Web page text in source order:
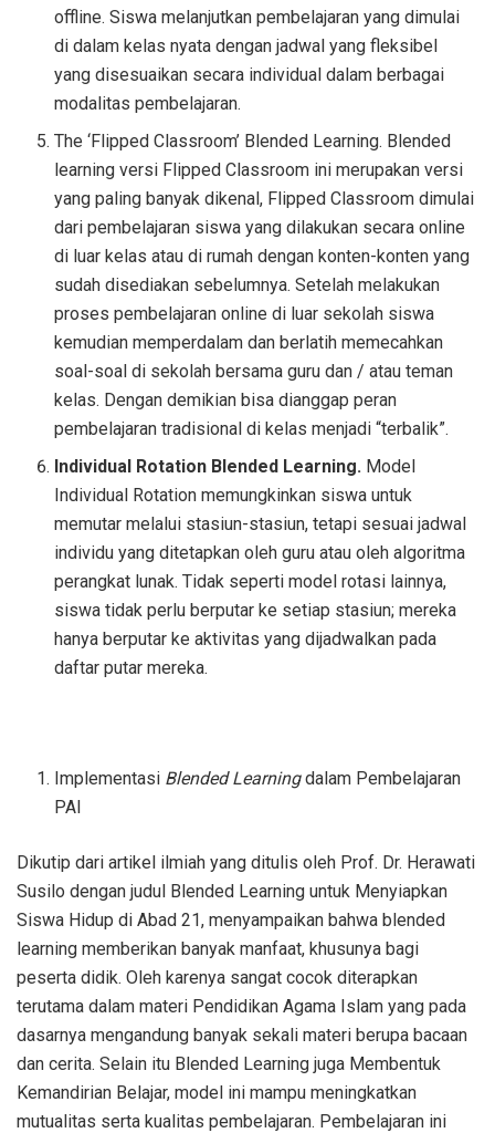
offline. Siswa melanjutkan pembelajaran yang dimulai
di dalam kelas nyata dengan jadwal yang fleksibel
yang disesuaikan secara individual dalam berbagai
modalitas pembelajaran.
The ‘Flipped Classroom’ Blended Learning. Blended
learning versi Flipped Classroom ini merupakan versi
yang paling banyak dikenal, Flipped Classroom dimulai
dari pembelajaran siswa yang dilakukan secara online
di luar kelas atau di rumah dengan konten-konten yang
sudah disediakan sebelumnya. Setelah melakukan
proses pembelajaran online di luar sekolah siswa
kemudian memperdalam dan berlatih memecahkan
soal-soal di sekolah bersama guru dan / atau teman
kelas. Dengan demikian bisa dianggap peran
pembelajaran tradisional di kelas menjadi “terbalik”.
Individual Rotation Blended Learning. Model
Individual Rotation memungkinkan siswa untuk
memutar melalui stasiun-stasiun, tetapi sesuai jadwal
individu yang ditetapkan oleh guru atau oleh algoritma
perangkat lunak. Tidak seperti model rotasi lainnya,
siswa tidak perlu berputar ke setiap stasiun; mereka
hanya berputar ke aktivitas yang dijadwalkan pada
daftar putar mereka.
Implementasi Blended Learningdalam Pembelajaran
PAI
Dikutip dari artikel ilmiah yang ditulis oleh Prof. Dr. Herawati
Susilo dengan judul Blended Learning untuk Menyiapkan
Siswa Hidup di Abad 21, menyampaikan bahwa blended
learning memberikan banyak manfaat, khusunya bagi
peserta didik. Oleh karenya sangat cocok diterapkan
terutama dalam materi Pendidikan Agama Islam yang pada
dasarnya mengandung banyak sekali materi berupa bacaan
dan cerita. Selain itu Blended Learning juga Membentuk
Kemandirian Belajar, model ini mampu meningkatkan
mutualitas serta kualitas pembelajaran. Pembelajaran ini